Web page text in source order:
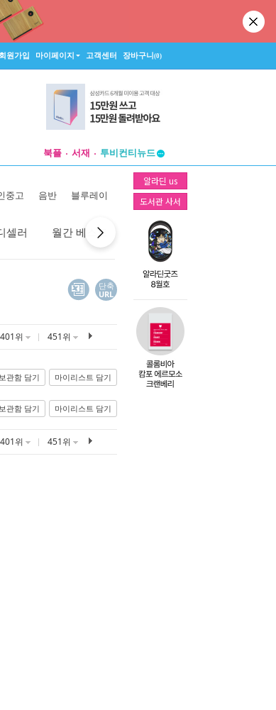
회원가입 마이페이지 고객센터 장바구니(0)
북플 서재
투비컨티뉴드
창작플랫폼
투비컨티뉴드
알라딘 us
도서관 사서
중고 음반 블루레이
셀러 월간 베스트 역대 베스트
단축
URL
401위 451위
보관함 담기 마이리스트 담기
보관함 담기 마이리스트 담기
401위 451위